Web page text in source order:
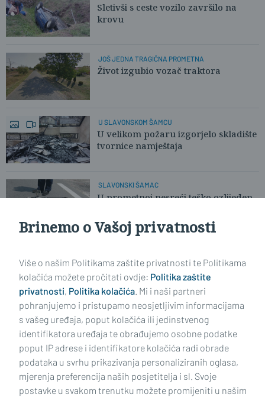
Sletivši s ceste vozilo završilo na
krovu
JOŠ JEDNA TRAGIČNA PROMETNA
Život izgubio vozač traktora
U SLAVONSKOM ŠAMCU
U velikom požaru izgorjelo skladište
tvornice namještaja
SLAVONSKI ŠAMAC
U prometnoj nesreći teško ozlijeđen
Napravio darmar na graničnom
prijelazu
Impressum Uvjeti korištenja Politika privatnosti
Brinemo o Vašoj privatnosti
Više o našim Politikama zaštite privatnosti te Politikama
kolačića možete pročitati ovdje: Politika zaštite
privatnosti, Politika kolačića. Mi i naši partneri
pohranjujemo i pristupamo neosjetljivim informacijama
s vašeg uređaja, poput kolačića ili jedinstvenog
identifikatora uređaja te obrađujemo osobne podatke
poput IP adrese i identifikatore kolačića radi obrade
podataka u svrhu prikazivanja personaliziranih oglasa,
mjerenja preferencija naših posjetitelja i sl. Svoje
postavke u svakom trenutku možete promijeniti u našim